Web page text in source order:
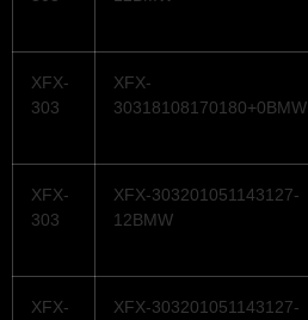
XFX-
303
XFX-
30318108170180+0BMW
XFX-
303
XFX-303201051143127-
12BMW
XFX-
XFX-303201051143127-